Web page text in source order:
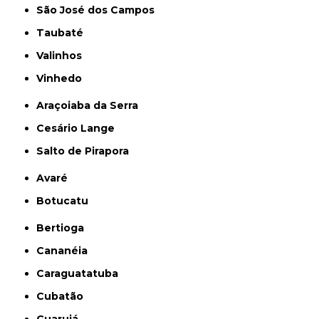
São José dos Campos
Taubaté
Valinhos
Vinhedo
Araçoiaba da Serra
Cesário Lange
Salto de Pirapora
Avaré
Botucatu
Bertioga
Cananéia
Caraguatatuba
Cubatão